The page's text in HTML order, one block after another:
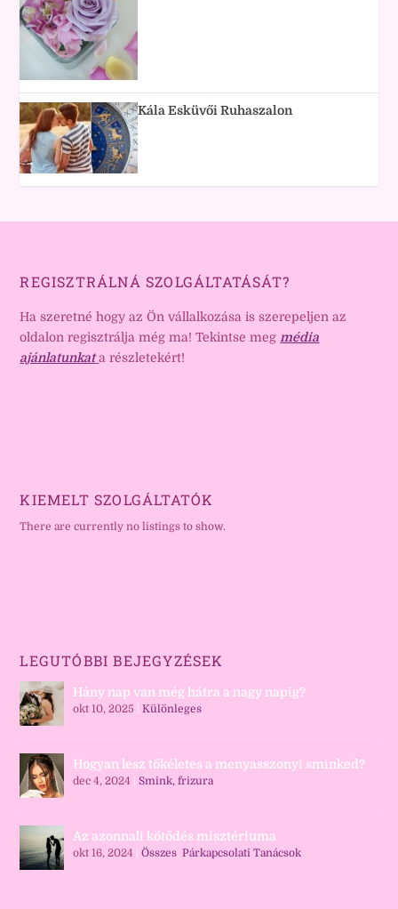
Kála Esküvői Ruhaszalon
REGISZTRÁLNÁ SZOLGÁLTATÁSÁT?
Ha szeretné hogy az Ön vállalkozása is szerepeljen az
oldalon regisztrálja még ma! Tekintse meg média
ajánlatunkat a részletekért!
KIEMELT SZOLGÁLTATÓK
There are currently no listings to show.
LEGUTÓBBI BEJEGYZÉSEK
Hány nap van még hátra a nagy napig?
okt 10, 2025 |Különleges
Hogyan lesz tökéletes a menyasszonyi sminked?
dec 4, 2024 |Smink, frizura
Az azonnali kötődés misztériuma
okt 16, 2024 |Összes ,Párkapcsolati Tanácsok